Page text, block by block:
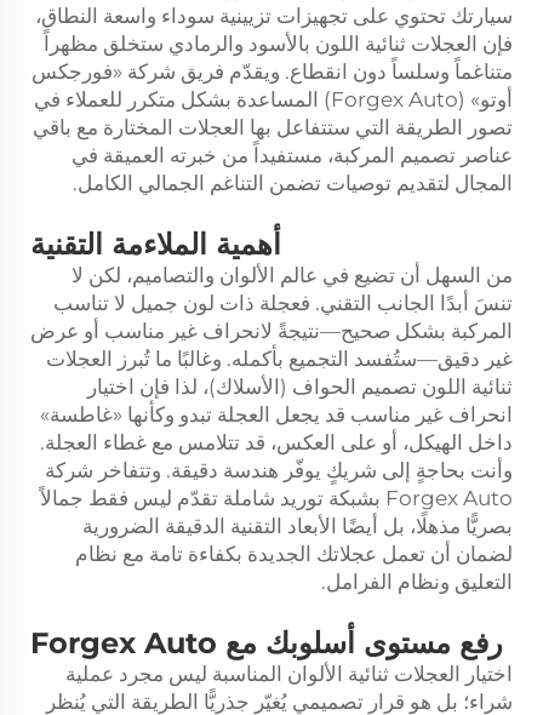
سيارتك تحتوي على تجهيزات تزيينية سوداء واسعة النطاق،
فإن العجلات ثنائية اللون بالأسود والرمادي ستخلق مظهراً
متناغماً وسلساً دون انقطاع. ويقدّم فريق شركة «فورجكس
أوتو» (Forgex Auto) المساعدة بشكل متكرر للعملاء في
تصور الطريقة التي ستتفاعل بها العجلات المختارة مع باقي
عناصر تصميم المركبة، مستفيداً من خبرته العميقة في
المجال لتقديم توصيات تضمن التناغم الجمالي الكامل.
أهمية الملاءمة التقنية
من السهل أن تضيع في عالم الألوان والتصاميم، لكن لا
تنسَ أبدًا الجانب التقني. فعجلة ذات لون جميل لا تناسب
المركبة بشكل صحيح—نتيجةً لانحراف غير مناسب أو عرض
غير دقيق—ستُفسد التجميع بأكمله. وغالبًا ما تُبرز العجلات
ثنائية اللون تصميم الحواف (الأسلاك)، لذا فإن اختيار
انحراف غير مناسب قد يجعل العجلة تبدو وكأنها «غاطسة»
داخل الهيكل، أو على العكس، قد تتلامس مع غطاء العجلة.
وأنت بحاجةٍ إلى شريكٍ يوفّر هندسة دقيقة. وتتفاخر شركة
Forgex Auto بشبكة توريد شاملة تقدّم ليس فقط جمالاً
بصريًّا مذهلًا، بل أيضًا الأبعاد التقنية الدقيقة الضرورية
لضمان أن تعمل عجلاتك الجديدة بكفاءة تامة مع نظام
التعليق ونظام الفرامل.
رفع مستوى أسلوبك مع Forgex Auto
اختيار العجلات ثنائية الألوان المناسبة ليس مجرد عملية
شراء؛ بل هو قرار تصميمي يُغيّر جذريًّا الطريقة التي يُنظر